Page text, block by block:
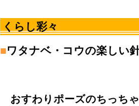
くらし彩々
■ワタナベ・コウの楽しい
おすわりポーズのちっち